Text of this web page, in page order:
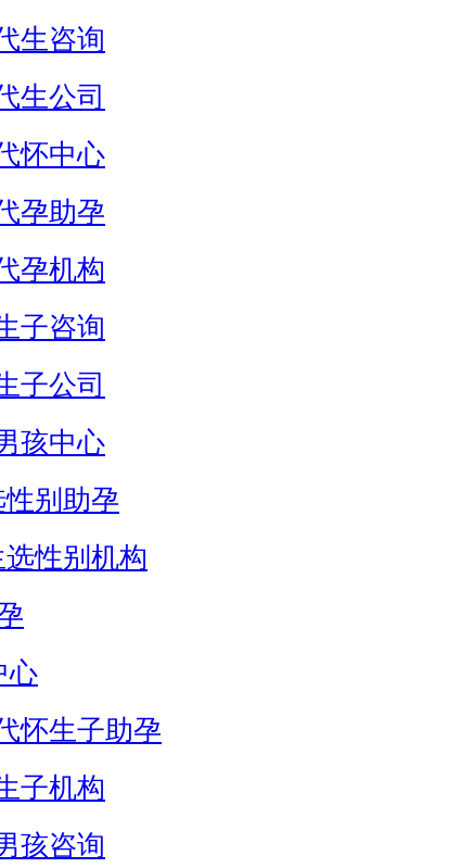
生咨询
生公司
怀中心
孕助孕
孕机构
子咨询
子公司
孩中心
别助孕
性别机构
心
怀生子助孕
子机构
孩咨询